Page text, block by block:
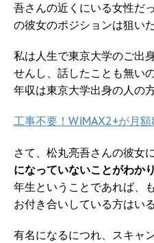
吾さんの近くにいる女性だ
の彼女のポジションは狙い
私は人生で東京大学のご出
せんし、話したことも無い
年収は東京大学出身の人の
工事不要！WiMAX2+が月額
さて、松丸亮吾さんの彼女
になっていないことがわか
年生ということであれば、
お付き合いしている方はい
有名になるにつれ、スキャ